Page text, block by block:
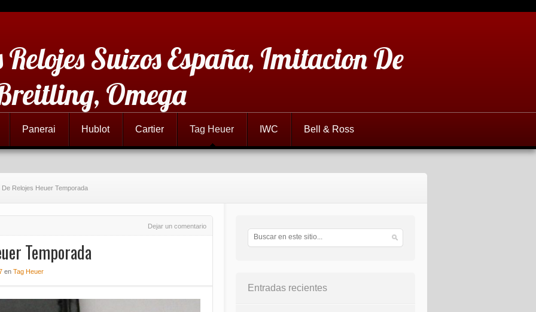
Suizos España, Imitacion De
Omega
Panerai Hublot Cartier Tag Heuer IWC Bell & Ross
De Relojes Heuer Temporada
Dejar un comentario
Temporada
en Tag Heuer
Entradas recientes